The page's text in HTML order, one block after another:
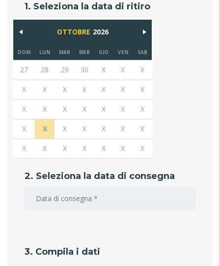
1. Seleziona la data di ritiro
OTTOBRE 2026
DOM LUN MAR MER GIO VEN SAB
27 28 29 30 X X X
X X X X X X X
X X X X X X X
X X X X X X X
X X X X X X X
2. Seleziona la data di consegna
3. Compila i dati